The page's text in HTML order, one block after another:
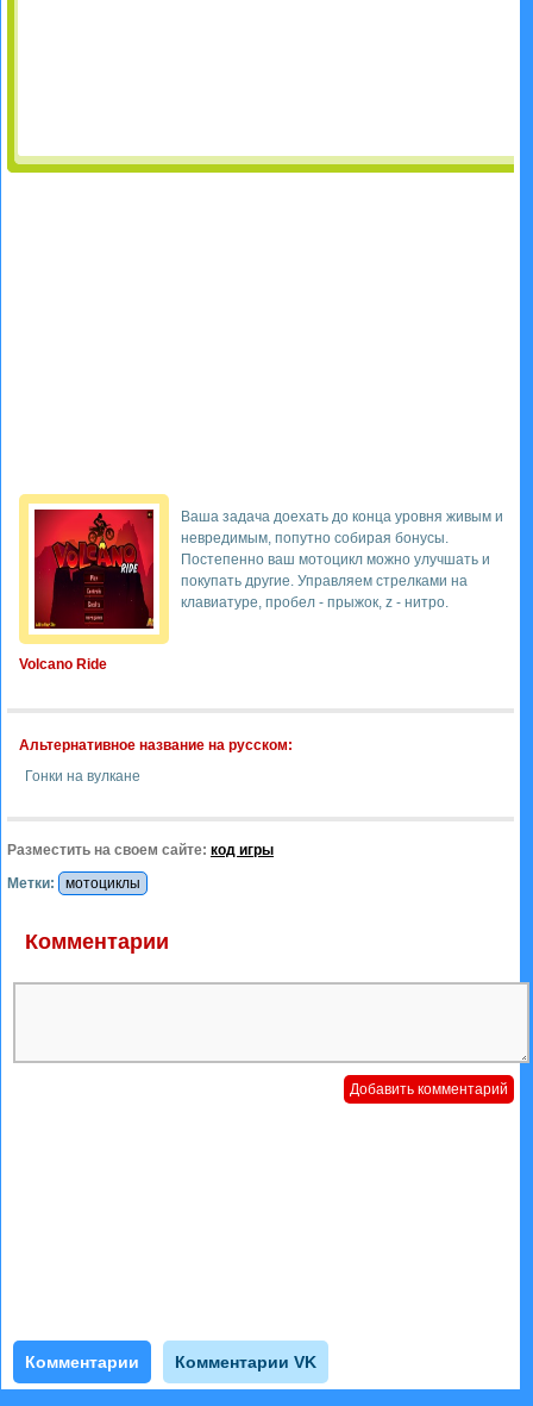
Volcano Ride
Ваша задача доехать до конца уровня живым и
невредимым, попутно собирая бонусы.
Постепенно ваш мотоцикл можно улучшать и
покупать другие. Управляем стрелками на
клавиатуре, пробел - прыжок, z - нитро.
Альтернативное название на русском:
Гонки на вулкане
Разместить на своем сайте: код игры
Метки:
мотоциклы
Комментарии
Комментарии Комментарии VK